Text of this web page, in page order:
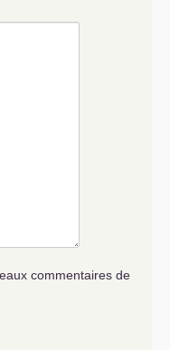
commentaires de